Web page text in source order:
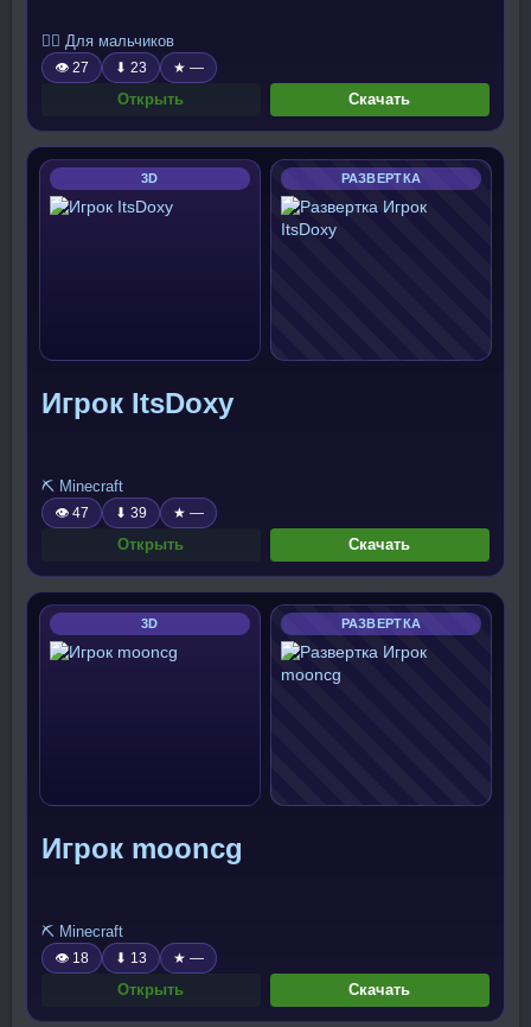
🧍‍♂️ Для мальчиков
👁 27 ⬇ 23 ★ —
Открыть Скачать
3D РАЗВЕРТКА
Игрок ItsDoxy
⛏️ Minecraft
👁 47 ⬇ 39 ★ —
Открыть Скачать
3D РАЗВЕРТКА
Игрок mooncg
⛏️ Minecraft
👁 18 ⬇ 13 ★ —
Открыть Скачать